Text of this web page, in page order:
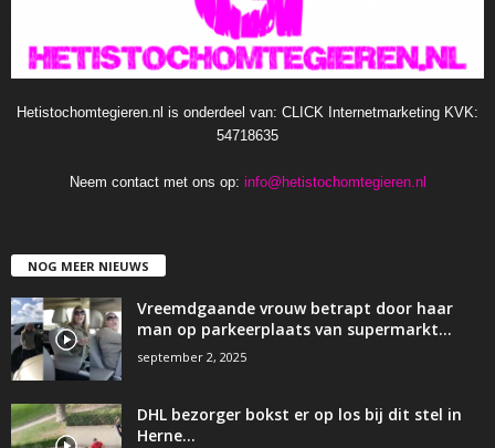
Hetistochomtegieren.nl is onderdeel van: CLICK Internetmarketing KVK:
54718635
Neem contact met ons op: info@hetistochomtegieren.nl
NOG MEER NIEUWS
Vreemdgaande vrouw betrapt door haar
man op parkeerplaats van supermarkt…
september 2, 2025
DHL bezorger bokst er op los bij dit stel in
Herne…